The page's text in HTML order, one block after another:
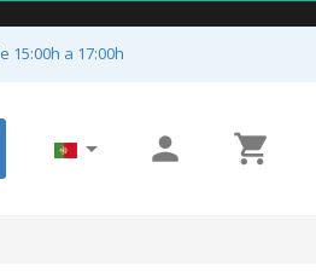
15:00h a 17:00h
  